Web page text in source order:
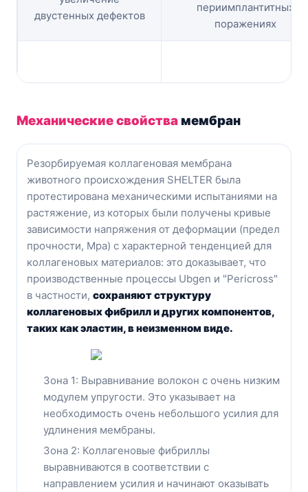
двустенных дефектов
периимплантитных
поражениях
Механические свойства мембран
Резорбируемая коллагеновая мембрана
животного происхождения SHELTER была
протестирована механическими испытаниями на
растяжение, из которых были получены кривые
зависимости напряжения от деформации (предел
прочности, Mpa) с характерной тенденцией для
коллагеновых материалов: это доказывает, что
производственные процессы Ubgen и "Pericross"
в частности, сохраняют структуру
коллагеновых фибрилл и других компонентов,
таких как эластин, в неизменном виде.
Зона 1: Выравнивание волокон с очень низким
модулем упругости. Это указывает на
необходимость очень небольшого усилия для
удлинения мембраны.
Зона 2: Коллагеновые фибриллы
выравниваются в соответствии с
направлением усилия и начинают оказывать